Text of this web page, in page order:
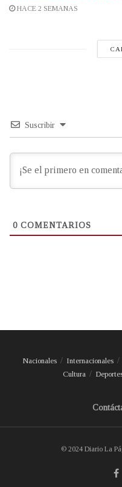
HACE 2 SEMANAS
Suscribir
0 COMENTARIOS
Nacionales Internacionales
Cultura
© 2024 Diario La